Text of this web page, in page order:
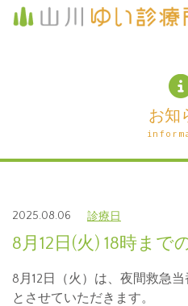
お知
2025.08.06 診療日
8月12日(火) 18時まで
8月12日（火）は、夜間救急
とさせていただきます。